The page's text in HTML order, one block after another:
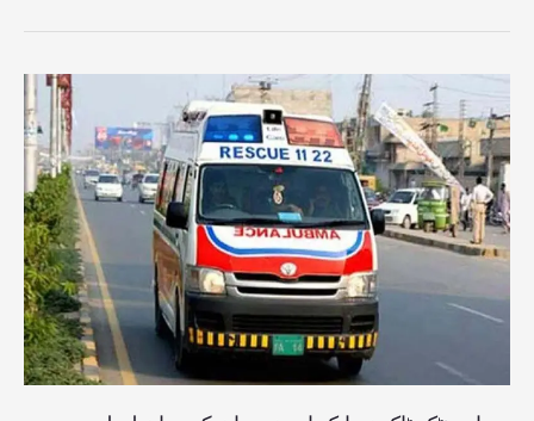
:ٹک
ٹاک
نے
ایک
اور
نوجوان
جان